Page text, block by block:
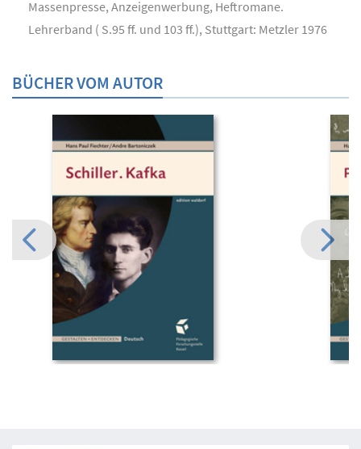
Massenpresse, Anzeigenwerbung, Heftromane.
Lehrerband ( S.95 ff. und 103 ff.), Stuttgart: Metzler 1976
BÜCHER VOM AUTOR